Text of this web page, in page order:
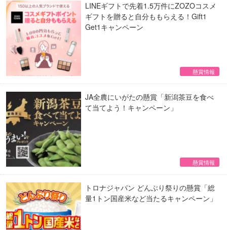
LINEギフトで先着1.5万件にZOZOコスメ
ギフトを贈ると自分ももらえる！Gift1
Get1キャンペーン
懸賞情報
JA全農にいがたの懸賞「新潟茶豆を食べ
て当てよう！キャンペーン」
懸賞情報
トロナジャパン どんぶり祭りの懸賞「総
量1トン国産米など当たるキャンペーン」